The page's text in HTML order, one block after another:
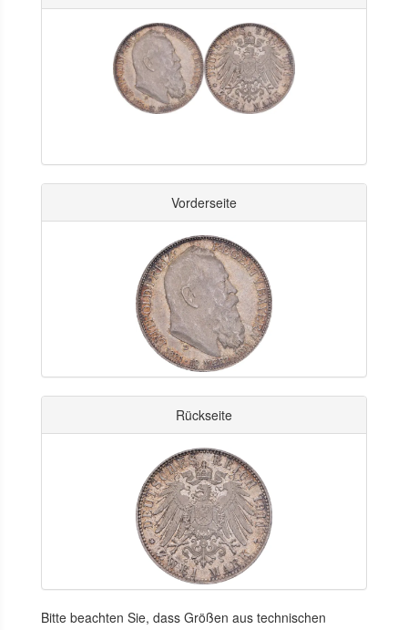
Vorderseite
Rückseite
Bitte beachten Sie, dass Größen aus technischen